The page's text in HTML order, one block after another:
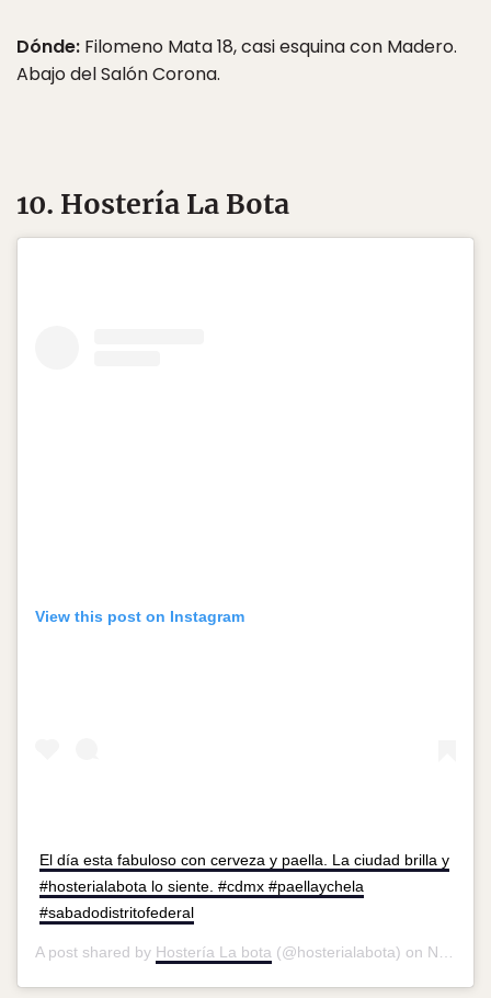
Dónde: Filomeno Mata 18, casi esquina con Madero.
Abajo del Salón Corona.
10. Hostería La Bota
View this post on Instagram
El día esta fabuloso con cerveza y paella. La ciudad brilla y
#hosterialabota lo siente. #cdmx #paellaychela
#sabadodistritofederal
A post shared by Hostería La bota (@hosterialabota) on Nov 11, 2017 at 1:52pm PST